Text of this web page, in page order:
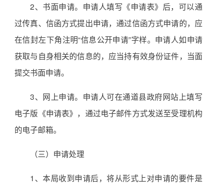
2、书面申请。申请人填写《申请表》后，可以通
过传真、信函方式提出申请，通过信函方式申请的，应
在信封左下角注明“信息公开申请”字样。申请人如申请
获取与自身相关的信息的，应当持有效身份证件，当面
提交书面申请。
3、网上申请。申请人可在通道县政府网站上填写
电子版《申请表》，通过电子邮件方式发送至受理机构
的电子邮箱。
（三）申请处理
1、本局收到申请后，将从形式上对申请的要件是